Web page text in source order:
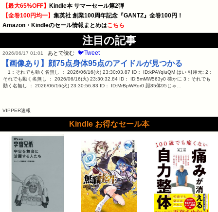
【最大65%OFF】 Kindle本 サマーセール第2弾
【全巻100円均一】 集英社 創業100周年記念『GANTZ』全巻100円！
Amazon・Kindleのセール情報まとめはこちら
注目の記事
2026/06/17 01:01 あとで読む 🐦Tweet
【画像あり】顔75点身体95点のアイドルが見つかる
1：それでも動く名無し ： 2026/06/16(火) 23:30:03.87 ID： ID:kPAYqiuQM はい 引用元: 2：
それでも動く名無し ： 2026/06/16(火) 23:30:32.84 ID： ID:5mMW563y0 確かに 3：それでも
動く名無し ： 2026/06/16(火) 23:30:56.83 ID： ID:MrBpWRor0 顔85体95じゃ…
VIPPER速報
Kindle お得なセール本